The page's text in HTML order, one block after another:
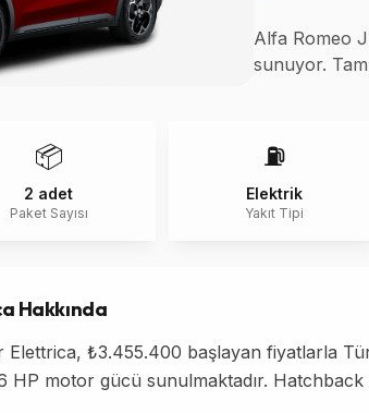
Alfa Romeo
sunuyor.
📦
2 adet
Paket Sayısı
⛽
Elektrik
Yakıt Tipi
Hakkında
₺3.455.400 başlayan fiyatlarla
HP motor gücü sunulmaktadır.